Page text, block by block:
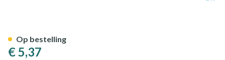
€ 5,37
Op bestelling